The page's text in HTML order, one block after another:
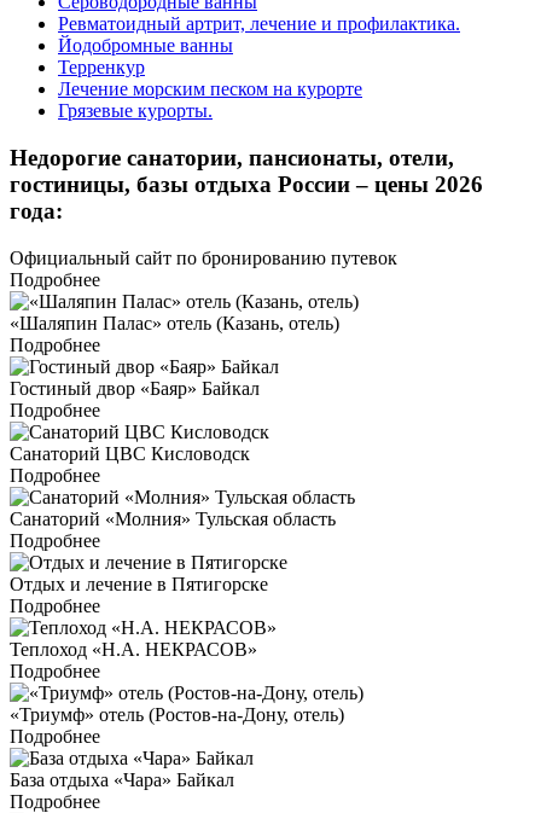
Ревматоидный артрит, лечение и профилактика.
Йодобромные ванны
Терренкур
Лечение морским песком на курорте
Грязевые курорты.
Недорогие санатории, пансионаты, отели,
гостиницы, базы отдыха России – цены 2026
года:
Официальный сайт по бронированию путевок
Подробнее
«Шаляпин Палас» отель (Казань, отель)
Подробнее
Гостиный двор «Баяр» Байкал
Подробнее
Санаторий ЦВС Кисловодск
Подробнее
Санаторий «Молния» Тульская область
Подробнее
Отдых и лечение в Пятигорске
Подробнее
Теплоход «Н.А. НЕКРАСОВ»
Подробнее
«Триумф» отель (Ростов-на-Дону, отель)
Подробнее
База отдыха «Чара» Байкал
Подробнее